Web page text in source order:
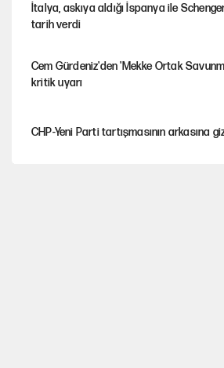
İtalya, askıya aldığı İspanya ile
tarih verdi
Cem Gürdeniz'den 'Mekke Ortak
kritik uyarı
CHP-Yeni Parti tartışmasının arkasına